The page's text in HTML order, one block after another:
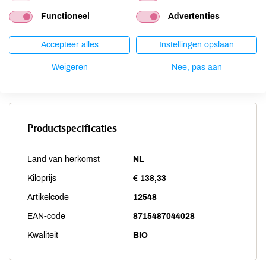
Sesam
niet aanwezig
niet aanwezig
Productspecificaties
Land van herkomst NL
Kiloprijs € 138,33
Artikelcode 12548
EAN-code 8715487044028
Kwaliteit BIO
Functioneel Advertenties
Accepteer alles Instellingen opslaan
Weigeren Nee, pas aan